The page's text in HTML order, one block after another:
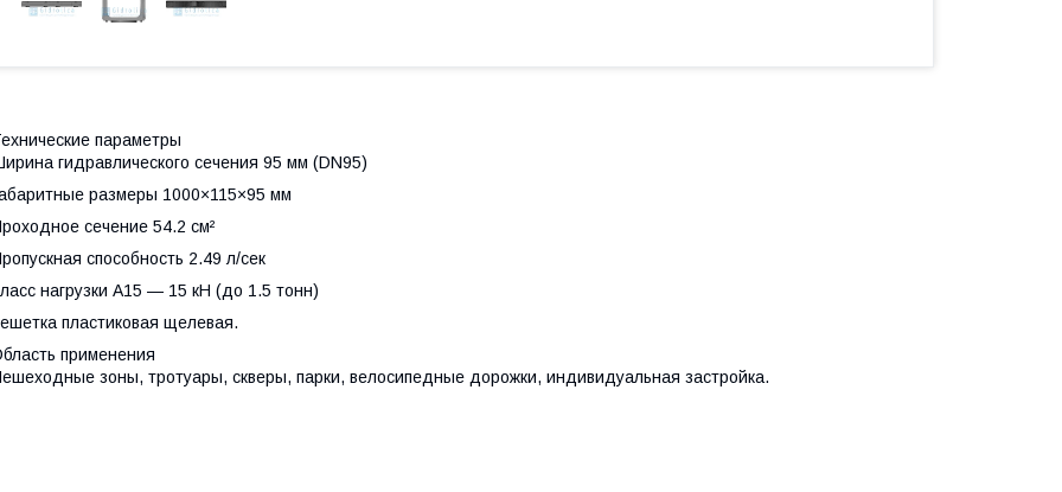
параметры
гидравлического сечения 95 мм (DN95)
размеры 1000×115×95 мм
сечение 54.2 см²
способность 2.49 л/сек
нагрузки A15 — 15 кН (до 1.5 тонн)
пластиковая щелевая.
применения
зоны, тротуары, скверы, парки, велосипедные дорожки, индивидуальная застройка.